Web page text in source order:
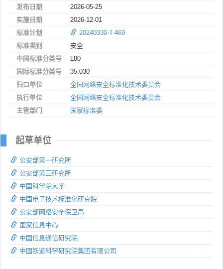
发布日期
2026-05-25
实施日期
2026-12-01
标准计划
20240330-T-469
标准类别
安全
中国标准分类号
L80
国际标准分类号
35.030
归口单位
全国网络安全标准化技术委员会
执行单位
全国网络安全标准化技术委员会
主管部门
国家标准委
起草单位
公安部第一研究所
公安部第三研究所
中国科学院大学
中国电子技术标准化研究院
公安部网络安全保卫局
国家信息中心
中国信息通信研究院
中国铁道科学研究院集团有限公司